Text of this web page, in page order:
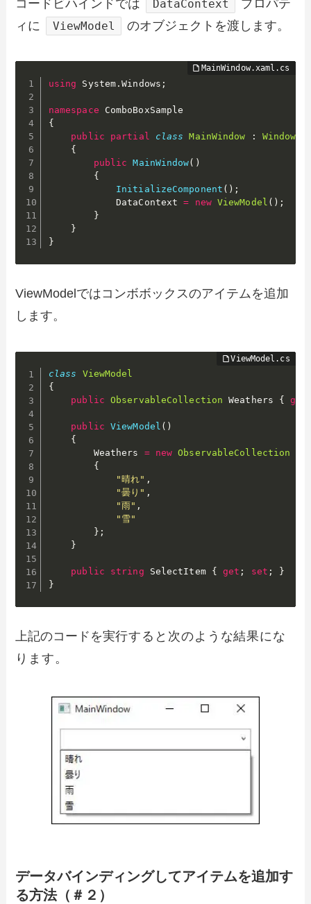
コードビハインドでは DataContext
プロパテ
ィに
ViewModel のオブジェクトを渡します。
using System .Windows ;
namespace
{
public
partial class MainWindow :
Window
{
public
MainWindow( )
{
InitializeComponent ( ) ;
            DataContext
= new ViewModel ( ) ;
}
}
}
ViewModelではコンボボックスのアイテムを追加
します。
class
ViewModel
{
public
ObservableCollection Weathers { get
public ViewModel ( )
{
        Weathers
= new ObservableCollection
{
"晴れ" ,
"曇り" ,
"雨" ,
"雪"
} ;
}
public string SelectItem { get ; set ;
}
}
上記のコードを実行すると次のような結果にな
ります。
データバインディングしてアイテムを追加す
る方法（＃２）